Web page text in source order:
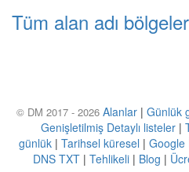
Tüm alan adı
© DM 2017 - 2026 Alanlar | Günlük
Genişletilmiş Detaylı listeler |
günlük | Tarihsel küresel | Google
DNS TXT | Tehlikeli | Blog |